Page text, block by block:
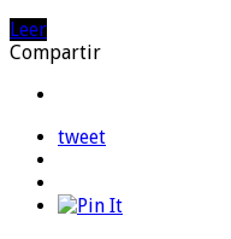
Leer
Compartir
tweet